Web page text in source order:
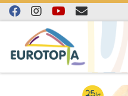
Skip to content